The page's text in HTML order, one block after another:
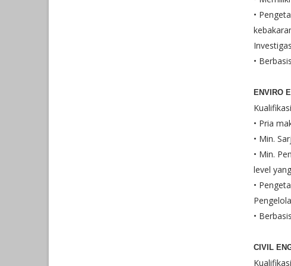
•
•
ENVIRO
• Pria
• Min.
• Min.
level
•
•
CIVIL